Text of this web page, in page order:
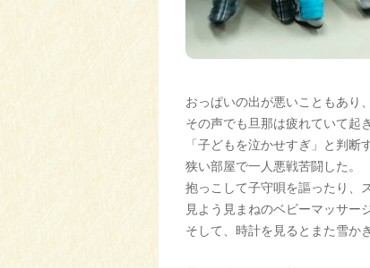
おっぱいの出が悪いこともあり
その声でも旦那は疲れていて起
「子どもを泣かせすぎ」と判断
狭い部屋で一人悪戦苦闘した。
抱っこして子守唄を謳ったり、
見よう見まねのベビーマッサー
そして、時計を見るとまた雪か